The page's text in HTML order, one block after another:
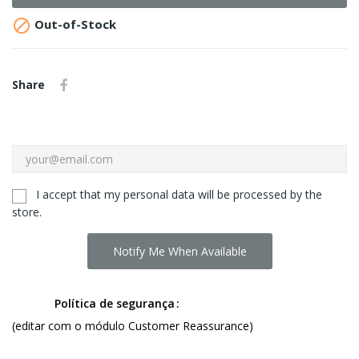
 Out-of-Stock
Share
I accept that my personal data will be processed by the
store.
Notify Me When Available
Política de segurança
(editar com o módulo Customer Reassurance)